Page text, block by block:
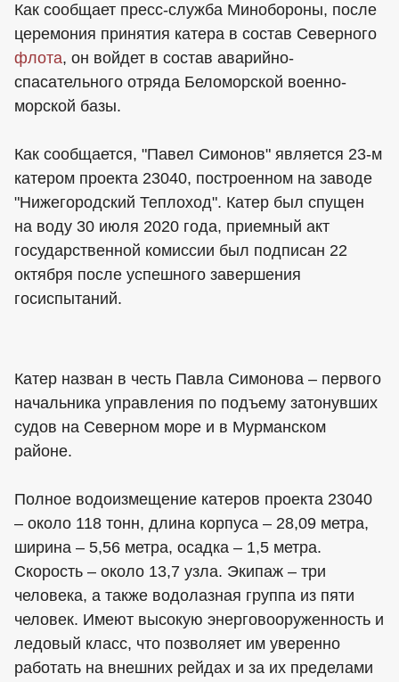
Как сообщает пресс-служба Минобороны, после
церемония принятия катера в состав Северного
флота, он войдет в состав аварийно-
спасательного отряда Беломорской военно-
морской базы.
Как сообщается, "Павел Симонов" является 23-м
катером проекта 23040, построенном на заводе
"Нижегородский Теплоход". Катер был спущен
на воду 30 июля 2020 года, приемный акт
государственной комиссии был подписан 22
октября после успешного завершения
госиспытаний.
Катер назван в честь Павла Симонова – первого
начальника управления по подъему затонувших
судов на Северном море и в Мурманском
районе.
Полное водоизмещение катеров проекта 23040
– около 118 тонн, длина корпуса – 28,09 метра,
ширина – 5,56 метра, осадка – 1,5 метра.
Скорость – около 13,7 узла. Экипаж – три
человека, а также водолазная группа из пяти
человек. Имеют высокую энерговооруженность и
ледовый класс, что позволяет им уверенно
работать на внешних рейдах и за их пределами